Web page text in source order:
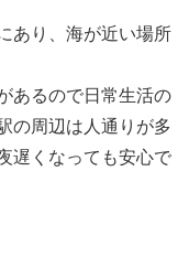
あり、海が近い場所
あるので日常生活の
の周辺は人通りが多
遅くなっても安心で